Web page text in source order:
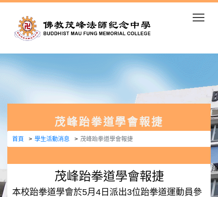
茂峰跆拳道學會報捷
首頁 學生活動消息 茂峰跆拳道學會報捷
茂峰跆拳道學會報捷
本校跆拳道學會於5月4日派出3位跆拳道運動員參